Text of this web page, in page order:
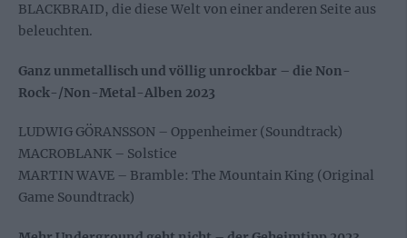
BLACKBRAID, die diese Welt von einer anderen Seite aus
beleuchten.
Ganz unmetallisch und völlig unrockbar – die Non-
Rock-/Non-Metal-Alben 2023
LUDWIG GÖRANSSON – Oppenheimer (Soundtrack)
MACROBLANK – Solstice
MARTIN WAVE – Bramble: The Mountain King (Original
Game Soundtrack)